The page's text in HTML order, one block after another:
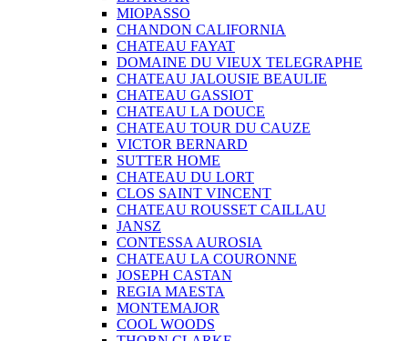
MIOPASSO
CHANDON CALIFORNIA
CHATEAU FAYAT
DOMAINE DU VIEUX TELEGRAPHE
CHATEAU JALOUSIE BEAULIE
CHATEAU GASSIOT
CHATEAU LA DOUCE
CHATEAU TOUR DU CAUZE
VICTOR BERNARD
SUTTER HOME
CHATEAU DU LORT
CLOS SAINT VINCENT
CHATEAU ROUSSET CAILLAU
JANSZ
CONTESSA AUROSIA
CHATEAU LA COURONNE
JOSEPH CASTAN
REGIA MAESTA
MONTEMAJOR
COOL WOODS